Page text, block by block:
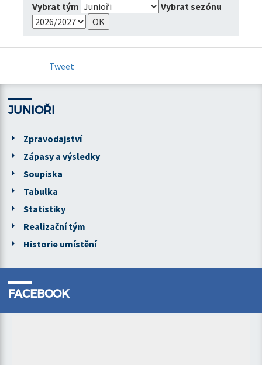
Vybrat tým Vybrat sezónu
Tweet
JUNIOŘI
Zpravodajství
Zápasy a výsledky
Soupiska
Tabulka
Statistiky
Realizační tým
Historie umístění
FACEBOOK